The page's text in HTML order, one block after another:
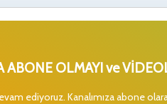
ABONE OLMAYI ve
ediyoruz. Kanalımıza abone